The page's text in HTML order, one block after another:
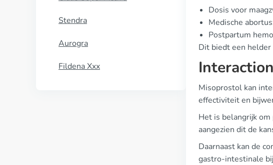
Stendra
Aurogra
Fildena Xxx
Dosis voor
Medische
Postpartum
Dit biedt een
Misoprostol kan
effectiviteit en
Het is belangrijk
aangezien dit de
Daarnaast kan de
gastro-intestinale